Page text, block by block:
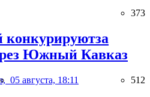
373
Южный Кавказ
05 августа, 18:11 512